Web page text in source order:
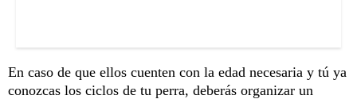
En caso de que ellos cuenten con la edad necesaria y tú ya
conozcas los ciclos de tu perra, deberás organizar un